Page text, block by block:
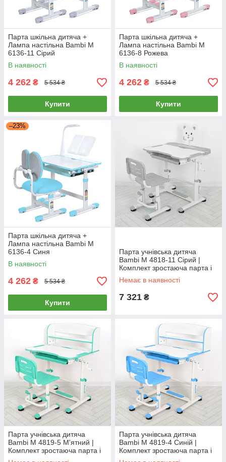
Парта шкільна дитяча +
Лампа настільна Bambi M
6136-11 Сірий
В наявності
4 262 ₴ 5 534 ₴
Купити
Парта шкільна дитяча +
Лампа настільна Bambi M
6136-8 Рожева
В наявності
4 262 ₴ 5 534 ₴
Купити
–23%
Парта шкільна дитяча +
Лампа настільна Bambi M
6136-4 Синя
В наявності
4 262 ₴ 5 534 ₴
Купити
Парта учнівська дитяча
Bambi M 4818-11 Сірий |
Комплект зростаюча парта і
стілець
Немає в наявності
7 321 ₴
Парта учнівська дитяча
Bambi M 4819-5 М'ятний |
Комплект зростаюча парта і
стілець
Парта учнівська дитяча
Bambi M 4819-4 Синій |
Комплект зростаюча парта і
стілець